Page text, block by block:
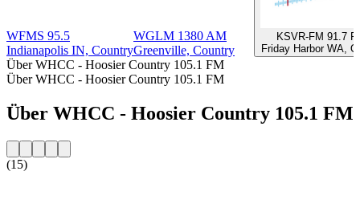
WFMS 95.5
Indianapolis IN, Country
WGLM 1380 AM
Greenville, Country
KSVR-FM 91.7
Friday Harbor WA,
Über WHCC - Hoosier Country 105.1 FM
Über WHCC - Hoosier Country 105.1 FM
Über WHCC - Hoosier Country 105.1 FM
(15)